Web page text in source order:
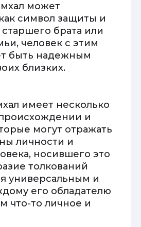
может
символ защиты и
брата или
человек с этим
быть надежным
близких.
имеет несколько
и
могут отражать
личности и
носившего это
толкований
универсальным и
его обладателю
что-то личное и